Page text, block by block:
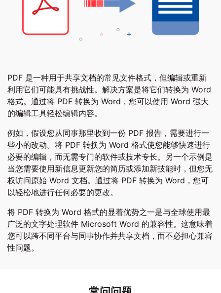
PDF 是一种用于共享文档的常见文件格式，但编辑或重新
利用它们可能具有挑战性。解决方案是将它们转换为 Word
格式。通过将 PDF 转换为 Word，您可以使用 Word 强大
的编辑工具轻松编辑内容。
例如，假设您从同事那里收到一份 PDF 报告，需要进行一
些小的改动。将 PDF 转换为 Word 格式使您能够快速进行
必要的编辑，而无需专门的软件或技术专长。另一个示例是
当您需要使用新信息更新您的简历或添加新技能时，但您无
权访问原始 Word 文档。通过将 PDF 转换为 Word，您可
以轻松地进行任何必要的更改。
将 PDF 转换为 Word 格式的显着优势之一是与全球使用最
广泛的文字处理软件 Microsoft Word 的兼容性。这意味着
您可以跨不同平台与同事协作并共享文档，而不必担心兼容
性问题。